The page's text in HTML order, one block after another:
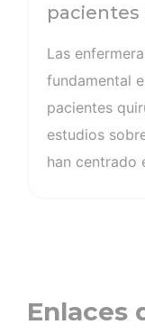
Las
fundamental
pacientes
estudios
han centrado
evitables, así
hospitalarias
Enlaces